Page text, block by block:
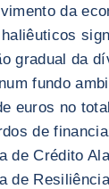
da
gradual da
fundo
euros no
de
de Crédito
de